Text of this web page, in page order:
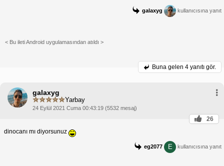
galaxyg kullanıcısına yanıt
< Bu ileti Android uygulamasından atıldı >
Buna gelen 4 yanıtı gör.
galaxyg
Yarbay
24 Eylül 2021 Cuma 00:43:19 (5532 mesaj)
26
dinocanı mı diyorsunuz
eg2077 E kullanıcısına yanıt